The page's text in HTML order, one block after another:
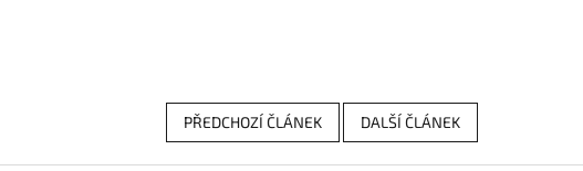
PŘEDCHOZÍ ČLÁNEK DALŠÍ ČLÁNEK